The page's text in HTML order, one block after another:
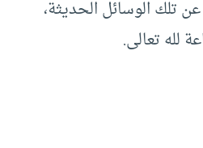
تلك الوسائل الحديثة،
لله تعالى.